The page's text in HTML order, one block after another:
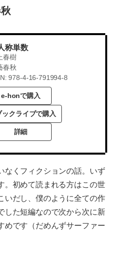
称単数
春樹
春秋
978-4-16-791994-8
e-honで購入
ックライブで購入
詳細
なくフィクションの話。いず
。初めて読まれる方はこの世
いだし、僕のように全ての作
した短編なので次から次に新
めです（だめんずサーファー